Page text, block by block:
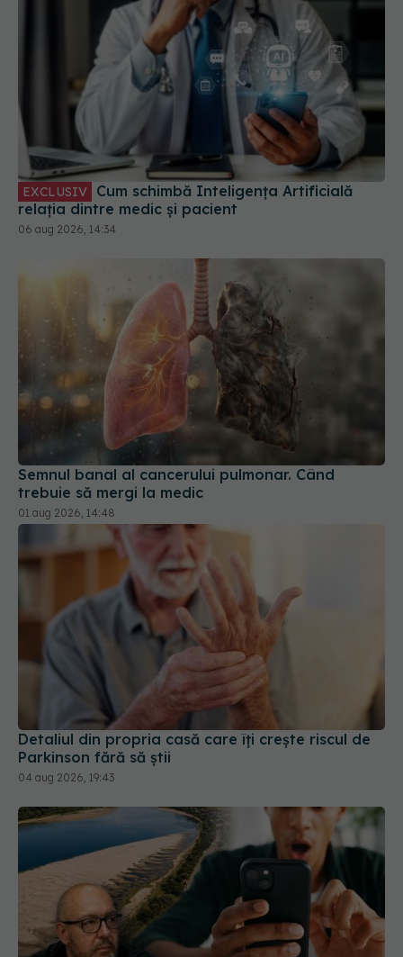
EXCLUSIV
relația dintre medic și pacient
06 aug 2026, 14:34
Semnul banal al cancerului pulmonar. Când
trebuie să mergi la medic
01 aug 2026, 14:48
Detaliul din propria casă care îți crește riscul de
Parkinson fără să știi
04 aug 2026, 19:43